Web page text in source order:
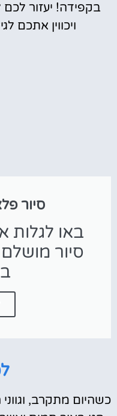
בקפידה! יעזור
ויכווין אתכם
סיור
באו
סיור
כשהיום מתקרב,